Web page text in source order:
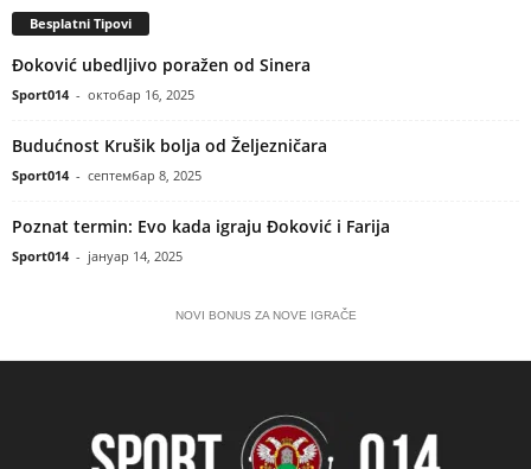
Besplatni Tipovi
Đoković ubedljivo poražen od Sinera
Sport014 - октобар 16, 2025
Budućnost Krušik bolja od Željezničara
Sport014 - септембар 8, 2025
Poznat termin: Evo kada igraju Đoković i Farija
Sport014 - јануар 14, 2025
NOVI BONUS ZA NOVE IGRAČE